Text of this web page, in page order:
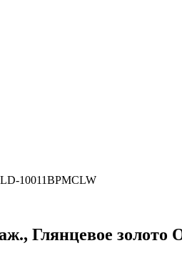
10011BPMCLW
Глянцевое золото